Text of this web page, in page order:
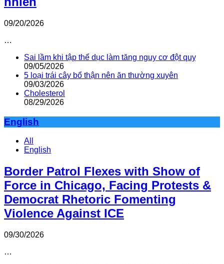
09/20/2026
…
Sai lầm khi tập thể dục làm tăng nguy cơ đột quỵ
09/05/2026
5 loại trái cây bổ thận nên ăn thường xuyên
09/03/2026
Cholesterol
08/29/2026
English
All
English
Border Patrol Flexes with Show of
Force in Chicago, Facing Protests &
Democrat Rhetoric Fomenting
Violence Against ICE
09/30/2026
…